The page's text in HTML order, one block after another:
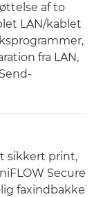
af to
LAN/kablet
fra LAN,
sikkert print,
Secure
faxindbakke